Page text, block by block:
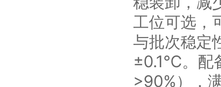
工位可选，
与批次稳定
±0.1℃。配
>90%），